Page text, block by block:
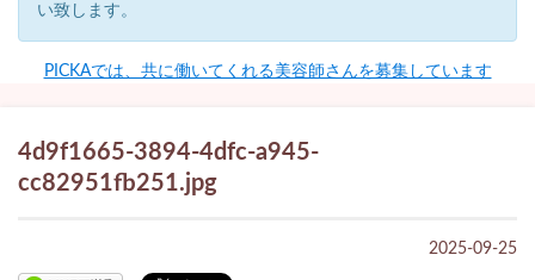
い致します。
PICKAでは、共に働いてくれる美容師さんを募集しています
4d9f1665-3894-4dfc-a945-
cc82951fb251.jpg
2025-09-25